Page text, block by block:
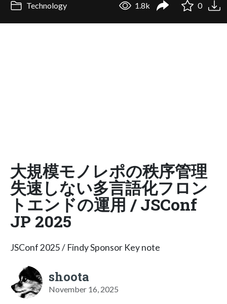
Technology 1.8k 0
大規模モノレポの秩序管理
失速しない多言語化フロン
トエンドの運用 / JSConf
JP 2025
JSConf 2025 / Findy Sponsor Key note
shoota
November 16, 2025